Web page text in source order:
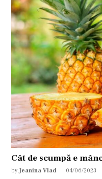
Cât de scumpă e
by Jeanina Vlad 04/06/2023